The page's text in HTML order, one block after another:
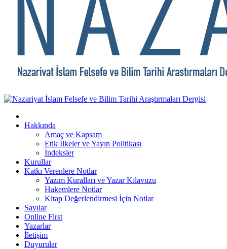
Hakkında
Amaç ve Kapsam
Etik İlkeler ve Yayın Politikası
İndeksler
Kurullar
Katkı Verenlere Notlar
Yazım Kuralları ve Yazar Kılavuzu
Hakemlere Notlar
Kitap Değerlendirmesi İçin Notlar
Sayılar
Online First
Yazarlar
İletişim
Duyurular